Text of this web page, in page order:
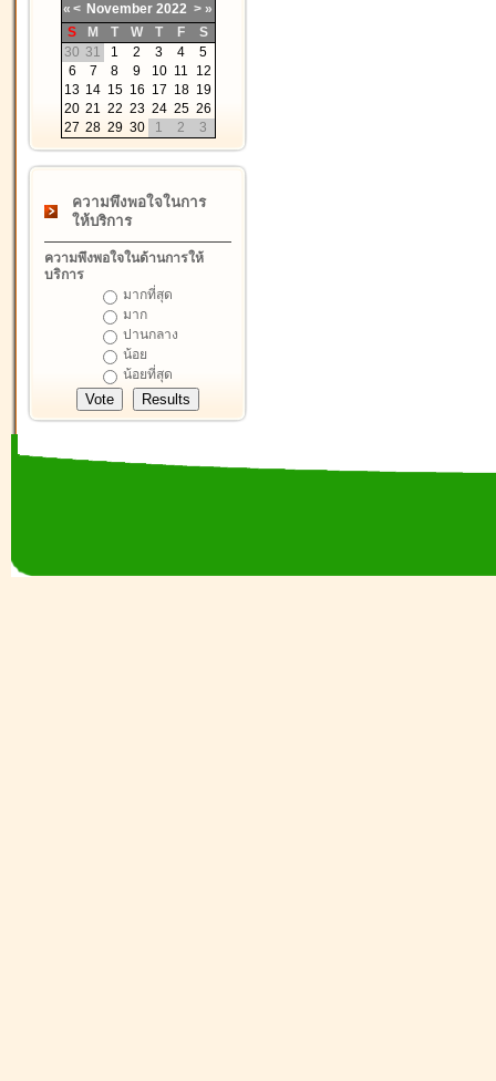
« < November 2022 > »
S
M T W T F
S
30 31 1 2 3 4
5
6
7 8 9 10 11
12
13 14 15 16 17 18 19
20 21 22 23 24 25 26
27 28 29 30 1 2 3
ความพึงพอใจในการ
ให้บริการ
ความพึงพอใจในด้านการให้
บริการ
มากที่สุด
มาก
ปานกลาง
น้อย
น้อยที่สุด